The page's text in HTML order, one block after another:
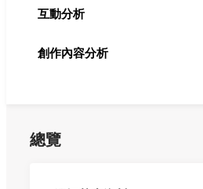
互動分析
創作內容分析
總覽